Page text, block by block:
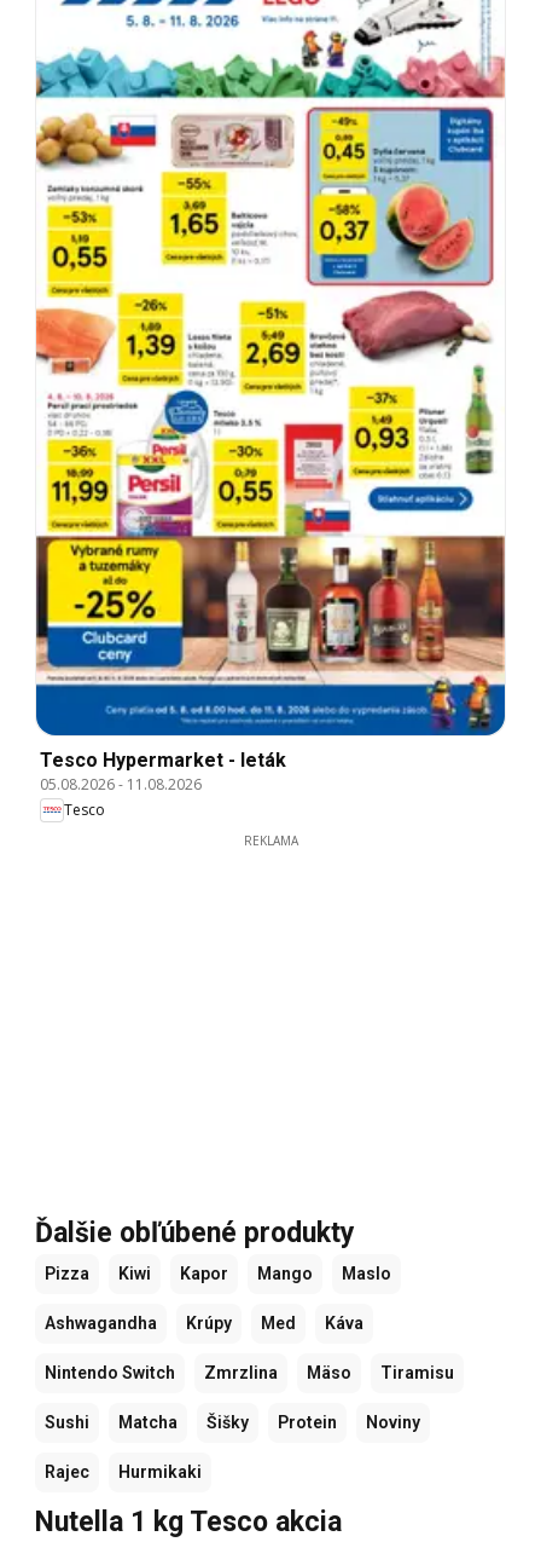
Tesco Hypermarket - leták
05.08.2026- 11.08.2026
Tesco
REKLAMA
Ďalšie obľúbené produkty
Pizza Kiwi Kapor Mango Maslo
Ashwagandha Krúpy Med Káva
Nintendo Switch Zmrzlina Mäso Tiramisu
Sushi Matcha Šišky Protein Noviny
Rajec Hurmikaki
Nutella 1 kg Tesco akcia